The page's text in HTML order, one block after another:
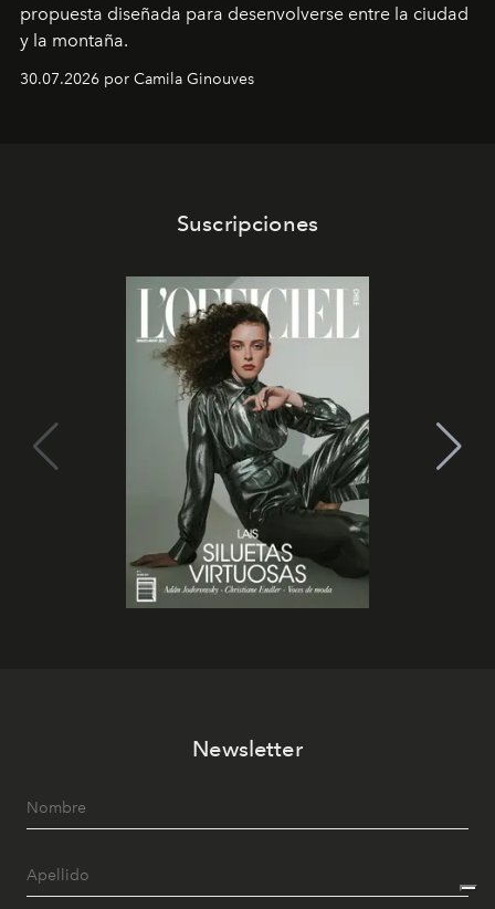
propuesta diseñada para desenvolverse entre la ciudad
y la montaña.
30.07.2026 por Camila Ginouves
Suscripciones
Newsletter